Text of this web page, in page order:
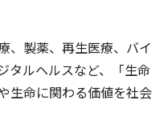
、製薬、再生医療、バイ
タルヘルスなど、「生命
生命に関わる価値を社会